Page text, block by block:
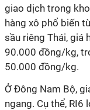
giao dịch trong
hàng xô phổ biến
sầu riêng Thái, giá
90.000 đồng/kg,
50.000 đồng/kg.
Ở Đông Nam Bộ,
ngang. Cụ thể,